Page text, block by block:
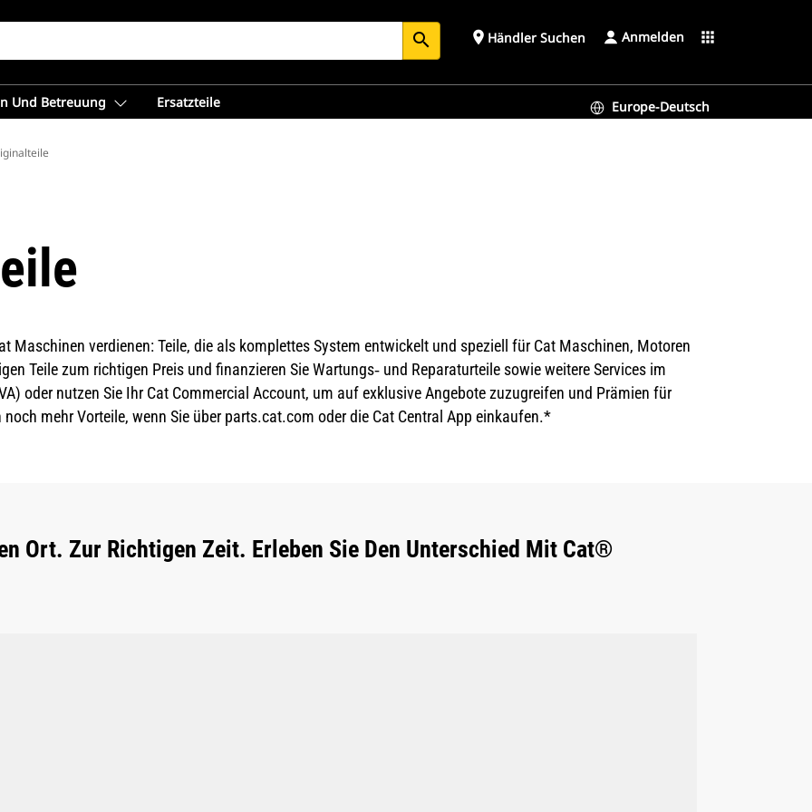
search place Händler Suchen Anmelden apps
Und Betreuung Ersatzteile Europe-Deutsch
Maschinen verdienen: Teile, die als komplettes System entwickelt und speziell für Cat Maschinen, Motoren
Teile zum richtigen Preis und finanzieren Sie Wartungs‑ und Reparaturteile sowie weitere Services im
oder nutzen Sie Ihr Cat Commercial Account, um auf exklusive Angebote zuzugreifen und Prämien für
mehr Vorteile, wenn Sie über parts.cat.com oder die Cat Central App einkaufen.*
Ort. Zur Richtigen Zeit. Erleben Sie Den Unterschied Mit Cat®